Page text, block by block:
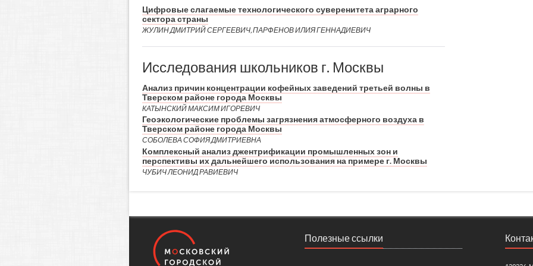
Цифровые слагаемые технологического суверенитета аграрного
сектора страны
ЖУЛИН ДМИТРИЙ СЕРГЕЕВИЧ, ПАРФЕНОВ ИЛИЯ ГЕННАДИЕВИЧ
Исследования школьников г. Москвы
Анализ причин концентрации кофейных заведений третьей волны в
Тверском районе города Москвы
КАТЫНСКИЙ МАКСИМ ИГОРЕВИЧ
Геоэкологические проблемы загрязнения атмосферного воздуха в
Тверском районе города Москвы
СОБОЛЕВА СОФИЯ ДМИТРИЕВНА
Комплексный анализ джентрификации промышленных зон и
перспективы их дальнейшего использования на примере г. Москвы
ЧУБИЧ ЛЕОНИД РАВИЕВИЧ
Полезные ссылки